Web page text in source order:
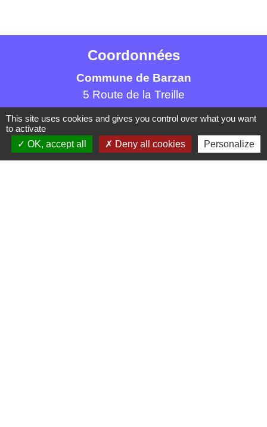
Coordonnées
Commune de Barzan
5 Route de la Treille
17120 Barzan - FRANCE
This site uses cookies and gives you control over what you want
to activate
OK, accept all
Deny all cookies Personalize